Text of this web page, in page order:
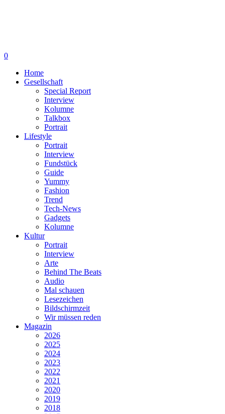
0
Home
Gesellschaft
Special Report
Interview
Kolumne
Talkbox
Portrait
Lifestyle
Portrait
Interview
Fundstück
Guide
Yummy
Fashion
Trend
Tech-News
Gadgets
Kolumne
Kultur
Portrait
Interview
Arte
Behind The Beats
Audio
Mal schauen
Lesezeichen
Bildschirmzeit
Wir müssen reden
Magazin
2026
2025
2024
2023
2022
2021
2020
2019
2018